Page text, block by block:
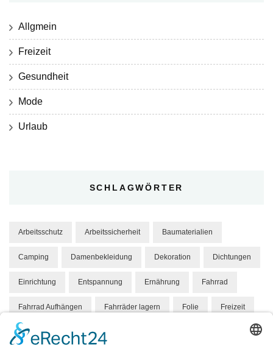
Allgmein
Freizeit
Gesundheit
Mode
Urlaub
SCHLAGWÖRTER
Arbeitsschutz Arbeitssicherheit Baumaterialien
Camping Damenbekleidung Dekoration Dichtungen
Einrichtung Entspannung Ernährung Fahrrad
Fahrrad Aufhängen Fahrräder lagern Folie Freizeit
Gesundheit Hund